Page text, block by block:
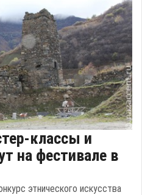
классы и
на фестивале в
этнического искусства